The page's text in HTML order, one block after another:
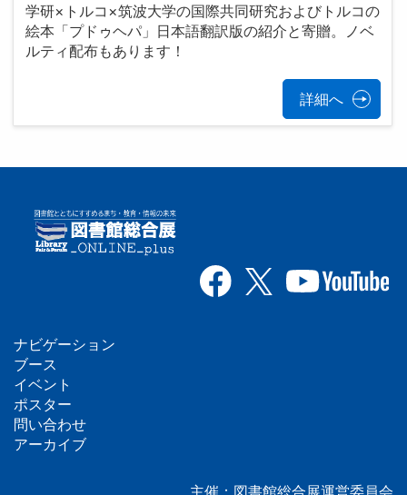
学研×トルコ×筑波大学の国際共同研究およびトルコの
絵本「プドゥヘパ」日本語翻訳版の紹介と寄贈。ノベ
ルティ配布もあります！
詳細へ
フ
ッ
タ
ナビゲーション
ブース
イベント
ポスター
問い合わせ
アーカイブ